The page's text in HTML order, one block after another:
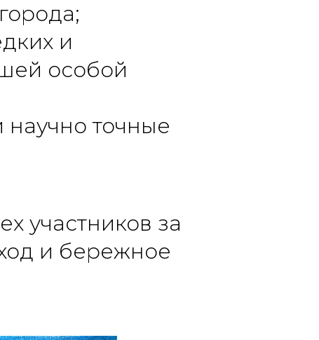
и
особой
точные
участников за
и бережное